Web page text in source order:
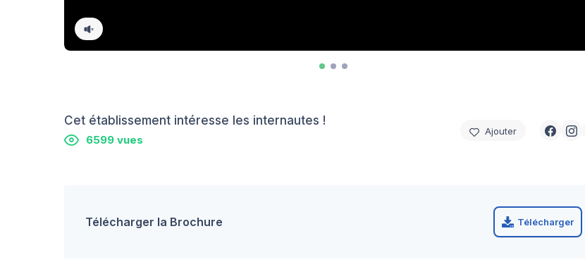
Cet établissement intéresse les internautes !
6599 vues
Ajouter
Télécharger la Brochure Télécharger